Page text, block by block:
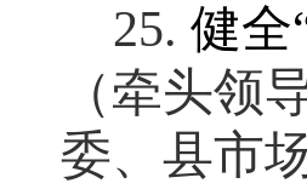
25. 健全
（牵头领
委、县市